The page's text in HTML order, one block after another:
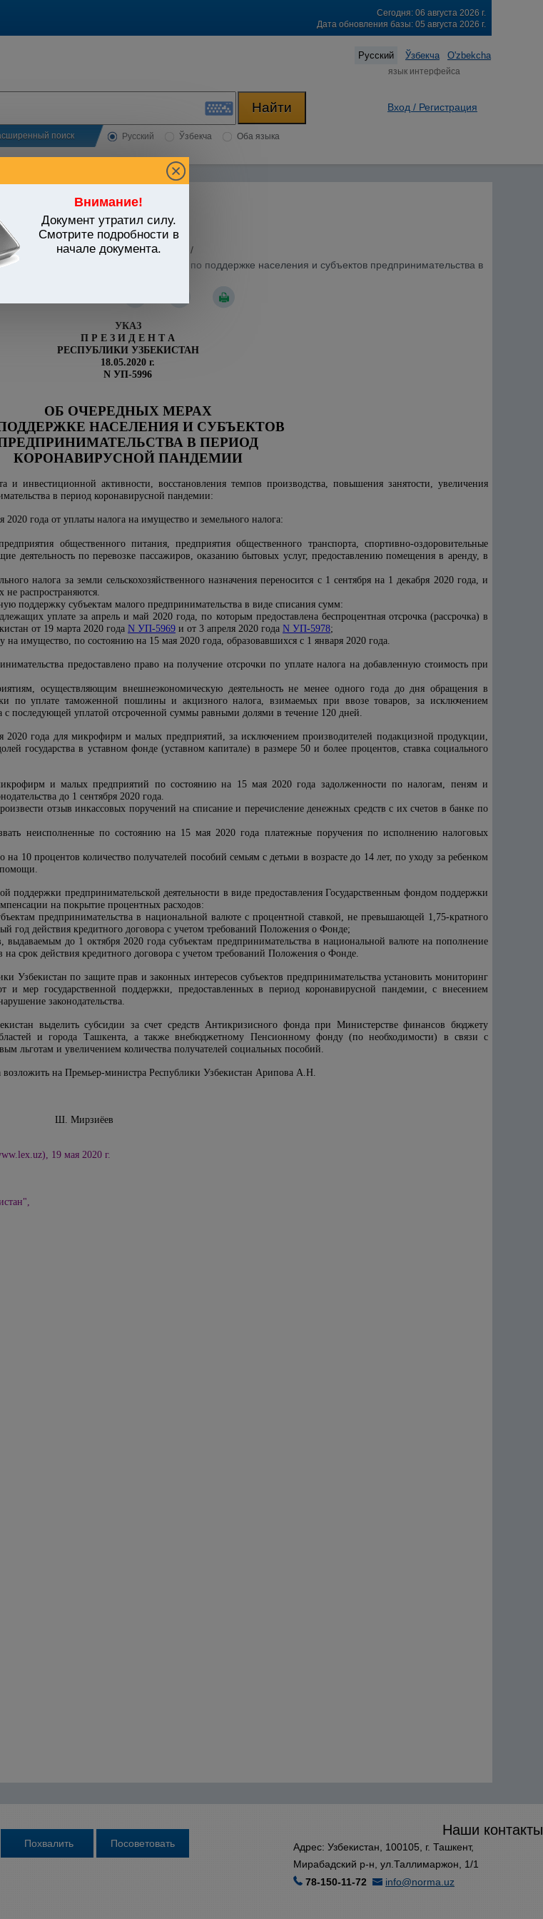
Сегодня: 06 августа 2026 г.
Дата обновления базы: 05 августа 2026 г.
Русский Ўзбекча O'zbekcha
язык интерфейса
поиск Русский Ўзбекча Оба языка
Вход / Регистрация
Внимание!
Документ утратил силу.
Смотрите подробности в
начале документа.
Виды налогов / Земельный налог
/
г. N УП-5996 "Об очередных мерах по поддержке населения и субъектов предпринимательства в
УКАЗ
П Р Е З И Д Е Н Т А
РЕСПУБЛИКИ УЗБЕКИСТАН
18.05.2020 г.
N УП-5996
ОБ ОЧЕРЕДНЫХ МЕРАХ
НАСЕЛЕНИЯ И СУБЪЕКТОВ
В ПЕРИОД
КОРОНАВИРУСНОЙ ПАНДЕМИИ
и инвестиционной активности, восстановления темпов производства, повышения занятости, увеличения
в период коронавирусной пандемии:
года от уплаты налога на имущество и земельного налога:
общественного питания, предприятия общественного транспорта, спортивно-оздоровительные
деятельность по перевозке пассажиров, оказанию бытовых услуг, предоставлению помещения в аренду, в
налога за земли сельскохозяйственного назначения переносится с 1 сентября на 1 декабря 2020 года, и
распространяются.
поддержку субъектам малого предпринимательства в виде списания сумм:
уплате за апрель и май 2020 года, по которым предоставлена беспроцентная отсрочка (рассрочка) в
от 19 марта 2020 года N УП-5969 и от 3 апреля 2020 года N УП-5978;
имущество, по состоянию на 15 мая 2020 года, образовавшихся с 1 января 2020 года.
предоставлено право на получение отсрочки по уплате налога на добавленную стоимость при
осуществляющим внешнеэкономическую деятельность не менее одного года до дня обращения в
по уплате таможенной пошлины и акцизного налога, взимаемых при ввозе товаров, за исключением
с последующей уплатой отсроченной суммы равными долями в течение 120 дней.
года для микрофирм и малых предприятий, за исключением производителей подакцизной продукции,
государства в уставном фонде (уставном капитале) в размере 50 и более процентов, ставка социального
и малых предприятий по состоянию на 15 мая 2020 года задолженности по налогам, пеням и
до 1 сентября 2020 года.
отзыв инкассовых поручений на списание и перечисление денежных средств с их счетов в банке по
неисполненные по состоянию на 15 мая 2020 года платежные поручения по исполнению налоговых
10 процентов количество получателей пособий семьям с детьми в возрасте до 14 лет, по уходу за ребенком
помощи.
поддержки предпринимательской деятельности в виде предоставления Государственным фондом поддержки
на покрытие процентных расходов:
предпринимательства в национальной валюте с процентной ставкой, не превышающей 1,75-кратного
год действия кредитного договора с учетом требований Положения о Фонде;
до 1 октября 2020 года субъектам предпринимательства в национальной валюте на пополнение
срок действия кредитного договора с учетом требований Положения о Фонде.
Узбекистан по защите прав и законных интересов субъектов предпринимательства установить мониторинг
и мер государственной поддержки, предоставленных в период коронавирусной пандемии, с внесением
законодательства.
выделить субсидии за счет средств Антикризисного фонда при Министерстве финансов бюджету
и города Ташкента, а также внебюджетному Пенсионному фонду (по необходимости) в связи с
льготам и увеличением количества получателей социальных пособий.
возложить на Премьер-министра Республики Узбекистан Арипова А.Н.
Ш. Мирзиёев
19 мая 2020 г.
Наши контакты
Адрес: Узбекистан, 100105, г. Ташкент,
Мирабадский р-н, ул.Таллимаржон, 1/1
78-150-11-72
info@norma.uz